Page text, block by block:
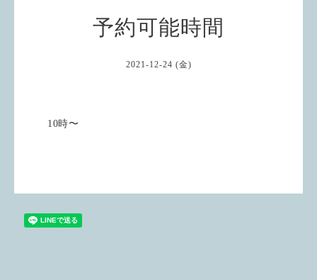
予約可能時間
2021-12-24 (金)
10時〜